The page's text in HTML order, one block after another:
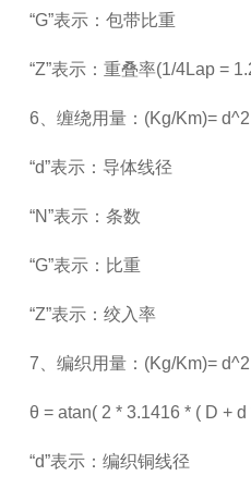
“G”表示：包带比重
“Z”表示：重叠率(1/4Lap =
6、缠绕用量：(Kg/Km)=
“d”表示：导体线径
“N”表示：条数
“G”表示：比重
“Z”表示：绞入率
7、编织用量：(Kg/Km)=
θ = atan( 2 * 3.1416 * ( D +
“d”表示：编织铜线径